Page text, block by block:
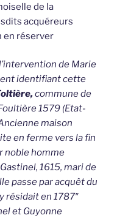
de la
acquéreurs
en réserver
de Marie
identifiant cette
commune de
1579 (Etat-
maison
en ferme vers la fin
noble homme
1615, mari de
passe par acquêt du
résidait en 1787″
et Guyonne